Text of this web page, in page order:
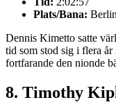
Plats/Bana:
Dennis Kimetto satte
tid som stod sig i flera
fortfarande den nionde
8. Timothy